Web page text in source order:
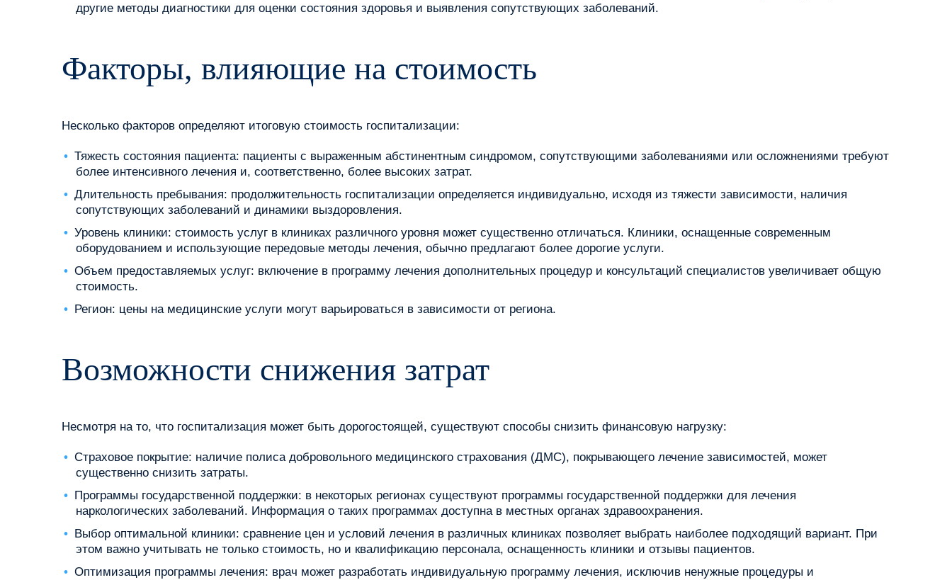
другие методы диагностики для оценки состояния здоровья и выявления сопутствующих заболеваний.
Факторы, влияющие на стоимость
Несколько факторов определяют итоговую стоимость госпитализации:
Тяжесть состояния пациента: пациенты с выраженным абстинентным синдромом, сопутствующими заболеваниями или осложнениями требуют
более интенсивного лечения и, соответственно, более высоких затрат.
Длительность пребывания: продолжительность госпитализации определяется индивидуально, исходя из тяжести зависимости, наличия
сопутствующих заболеваний и динамики выздоровления.
Уровень клиники: стоимость услуг в клиниках различного уровня может существенно отличаться. Клиники, оснащенные современным
оборудованием и использующие передовые методы лечения, обычно предлагают более дорогие услуги.
Объем предоставляемых услуг: включение в программу лечения дополнительных процедур и консультаций специалистов увеличивает общую
стоимость.
Регион: цены на медицинские услуги могут варьироваться в зависимости от региона.
Возможности снижения затрат
Несмотря на то, что госпитализация может быть дорогостоящей, существуют способы снизить финансовую нагрузку:
Страховое покрытие: наличие полиса добровольного медицинского страхования (ДМС), покрывающего лечение зависимостей, может
существенно снизить затраты.
Программы государственной поддержки: в некоторых регионах существуют программы государственной поддержки для лечения
наркологических заболеваний. Информация о таких программах доступна в местных органах здравоохранения.
Выбор оптимальной клиники: сравнение цен и условий лечения в различных клиниках позволяет выбрать наиболее подходящий вариант. При
этом важно учитывать не только стоимость, но и квалификацию персонала, оснащенность клиники и отзывы пациентов.
Оптимизация программы лечения: врач может разработать индивидуальную программу лечения, исключив ненужные процедуры и